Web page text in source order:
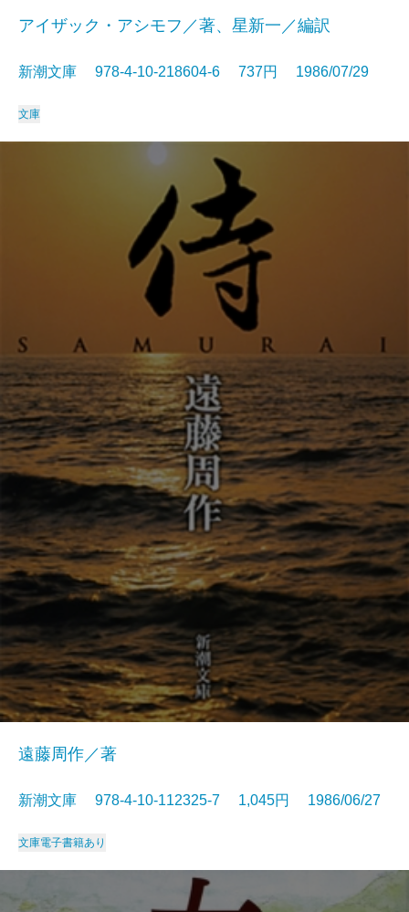
アイザック・アシモフ／著、星新一／編訳
新潮文庫 978-4-10-218604-6 737円 1986/07/29
文庫
遠藤周作／著
新潮文庫 978-4-10-112325-7 1,045円 1986/06/27
文庫電子書籍あり